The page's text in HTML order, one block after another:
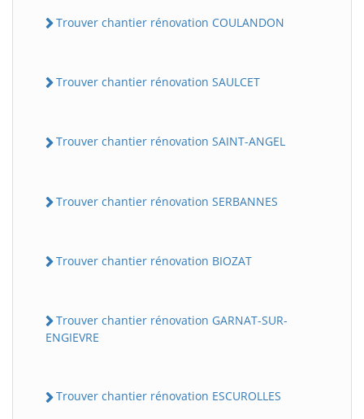
Trouver chantier rénovation COULANDON
Trouver chantier rénovation SAULCET
Trouver chantier rénovation SAINT-ANGEL
Trouver chantier rénovation SERBANNES
Trouver chantier rénovation BIOZAT
Trouver chantier rénovation GARNAT-SUR-
ENGIEVRE
Trouver chantier rénovation ESCUROLLES